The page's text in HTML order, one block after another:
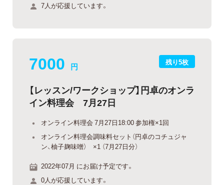
7人が応援しています。
残り5枚
7000 円
【レッスン/ワークショップ】円卓のオンラ
イン料理会 7月27日
オンライン料理会 7月27日18:00 参加権×1回
オンライン料理会調味料セット（円卓のコチュジャ
ン、柚子麹味噌） ×1 （7月27日分）
2022年07月 にお届け予定です。
0人が応援しています。